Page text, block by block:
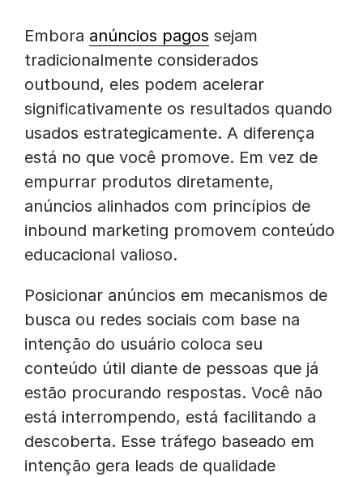
Embora anúncios pagos sejam
tradicionalmente considerados
outbound, eles podem acelerar
significativamente os resultados quando
usados estrategicamente. A diferença
está no que você promove. Em vez de
empurrar produtos diretamente,
anúncios alinhados com princípios de
inbound marketing promovem conteúdo
educacional valioso.
Posicionar anúncios em mecanismos de
busca ou redes sociais com base na
intenção do usuário coloca seu
conteúdo útil diante de pessoas que já
estão procurando respostas. Você não
está interrompendo, está facilitando a
descoberta. Esse tráfego baseado em
intenção gera leads de qualidade